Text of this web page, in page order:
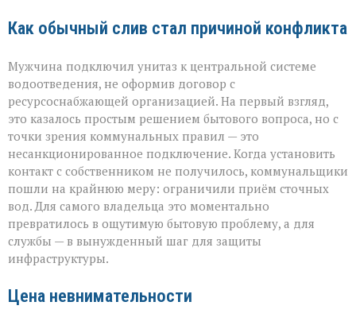
Как обычный слив стал причиной конфликта
Мужчина подключил унитаз к центральной системе
водоотведения, не оформив договор с
ресурсоснабжающей организацией. На первый взгляд,
это казалось простым решением бытового вопроса, но с
точки зрения коммунальных правил — это
несанкционированное подключение. Когда установить
контакт с собственником не получилось, коммунальщики
пошли на крайнюю меру: ограничили приём сточных
вод. Для самого владельца это моментально
превратилось в ощутимую бытовую проблему, а для
службы — в вынужденный шаг для защиты
инфраструктуры.
Цена невнимательности